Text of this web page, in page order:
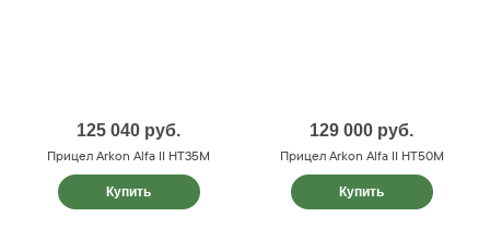
125 040 руб.
Прицел Arkon Alfa II HT35M
Купить
129 000 руб.
Прицел Arkon Alfa II HT50M
Купить